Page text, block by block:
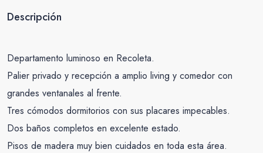
Descripción
Departamento luminoso en Recoleta.
Palier privado y recepción a amplio living y comedor con
grandes ventanales al frente.
Tres cómodos dormitorios con sus placares impecables.
Dos baños completos en excelente estado.
Pisos de madera muy bien cuidados en toda esta área.